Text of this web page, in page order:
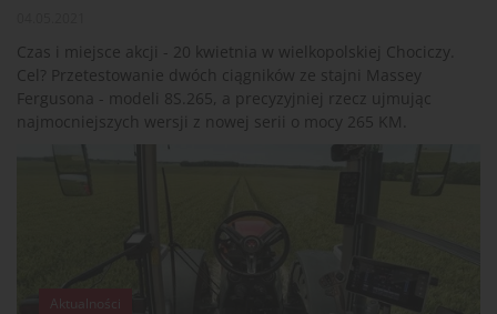
Czas i miejsce akcji - 20 kwietnia w wielkopolskiej Chociczy.
Cel? Przetestowanie dwóch ciągników ze stajni Massey
Fergusona - modeli 8S.265, a precyzyjniej rzecz ujmując
najmocniejszych wersji z nowej serii o mocy 265 KM.
Aktualności